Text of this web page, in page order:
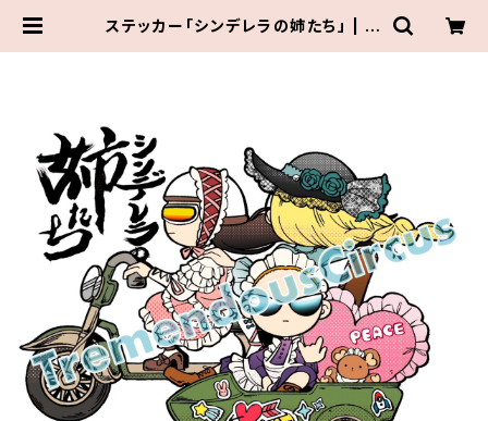
ステッカー「シンデレラの姉たち」 | W